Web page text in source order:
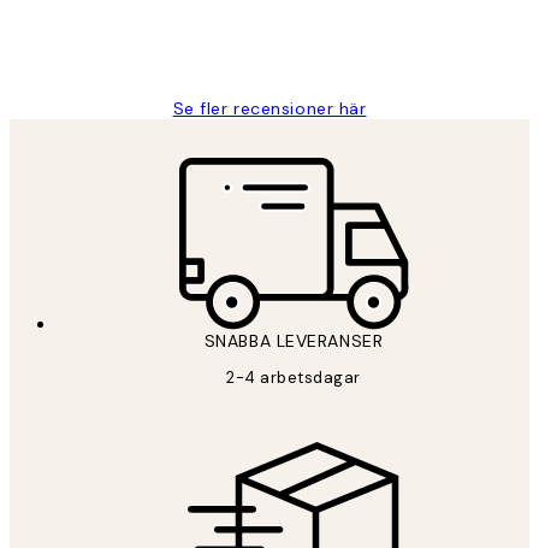
Se fler recensioner här
SNABBA LEVERANSER
2-4 arbetsdagar